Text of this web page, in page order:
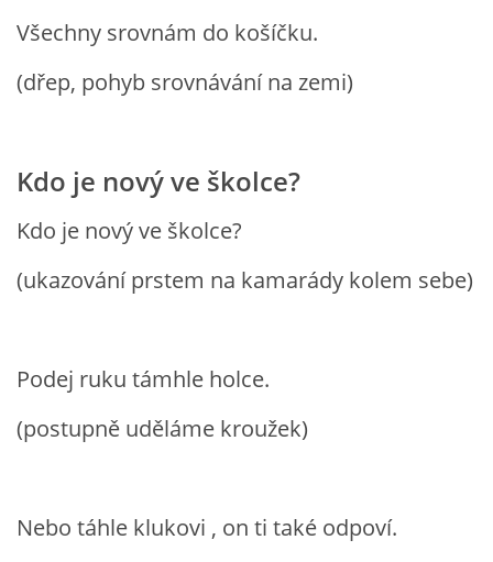
20.10. DEN STROMŮ
HALLOWEEN
SVATÝ MARTIN
SVATÁ KATEŘINA 25.LISTOPADU
MIKULÁŠ, ČERTI
Všechny srovnám do košíčku.
(dřep, pohyb srovnávání na zemi)
Kdo je nový ve školce?
Kdo je nový ve školce?
(ukazování prstem na kamarády kolem sebe)
Podej ruku támhle holce.
(postupně uděláme kroužek)
Nebo táhle klukovi , on ti také odpoví.